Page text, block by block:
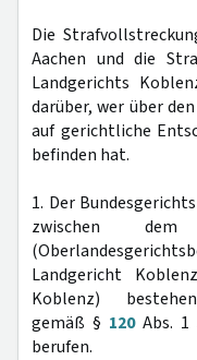
Die
Aachen und die
Landgerichts
darüber, wer über
auf gerichtliche
befinden hat.
1. Der
zwischen dem
Landgericht
Koblenz)
gemäß § 120Abs. 1
berufen.